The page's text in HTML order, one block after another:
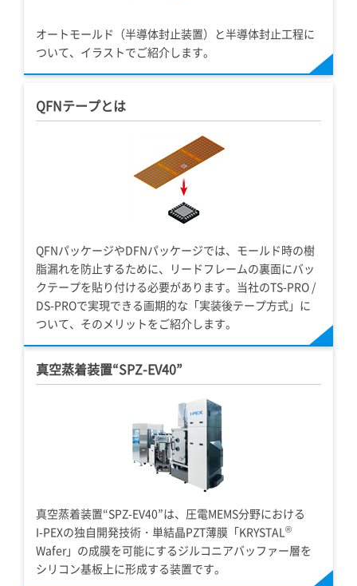
オートモールド（半導体封止装置）と半導体封止工程に
ついて、イラストでご紹介します。
QFNテープとは
QFNパッケージやDFNパッケージでは、モールド時の樹
脂漏れを防止するために、リードフレームの裏面にバッ
クテープを貼り付ける必要があります。当社のTS-PRO /
DS-PROで実現できる画期的な「実装後テープ方式」に
ついて、そのメリットをご紹介します。
真空蒸着装置“SPZ-EV40”
真空蒸着装置“SPZ-EV40”は、圧電MEMS分野における
I-PEXの独自開発技術・単結晶PZT薄膜「KRYSTAL®
Wafer」の成膜を可能にするジルコニアバッファー層を
シリコン基板上に形成する装置です。